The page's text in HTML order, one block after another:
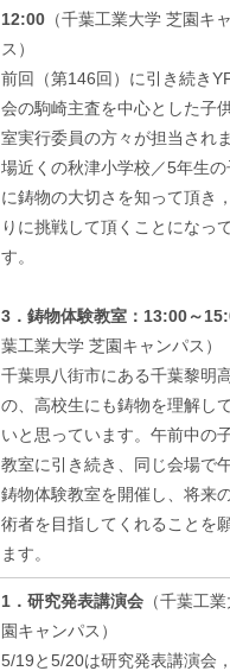
12:00 （千葉工業大学 芝園キ
ス）
前回（第146回）に引き続き
会の駒崎主査を中心とした子
室実行委員の方々が担当され
場近くの秋津小学校／5年生の
に鋳物の大切さを知って頂き
りに挑戦して頂くことになっ
す。
3．鋳物体験教室：13:00～
葉工業大学 芝園キャンパス）
千葉県八街市にある千葉黎明
の、高校生にも鋳物を理解し
いと思っています。午前中の
教室に引き続き、同じ会場で
鋳物体験教室を開催し、将来
術者を目指してくれることを
ます。
1．研究発表講演会 （千葉工
園キャンパス）
5/19と5/20は研究発表講演会